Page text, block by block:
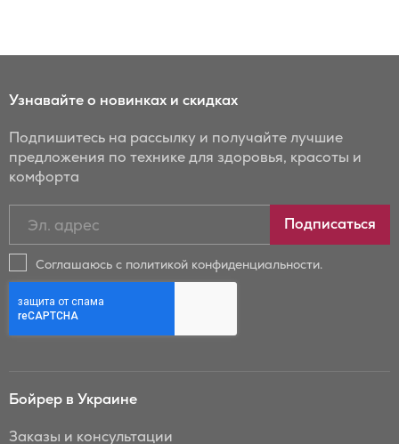
Узнавайте о новинках и скидках
Подпишитесь на рассылку и получайте лучшие
предложения по технике для здоровья, красоты и
комфорта
новости
и
Бойрер:
Подписаться
Соглашаюсь с политикой конфиденциальности.
Бойрер в Украине
Заказы и консультации